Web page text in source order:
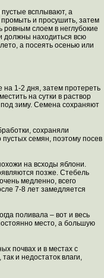
всплывают, а
и просушить, затем
слоем в неглубокие
должны находиться всю
а посеять осенью или
1-2 дня, затем протереть
на сутки в раствор
под зиму. Семена сохраняют
сохраняли
семян, поэтому посев
на всходы яблони.
позже. Стебель
медленно, всего
7-8 лет замедляется
поливала – вот и весь
место, а большую
почвах и в местах с
и недостаток влаги,